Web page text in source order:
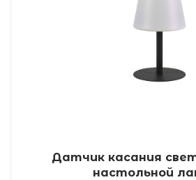
Датчик касания
настольной